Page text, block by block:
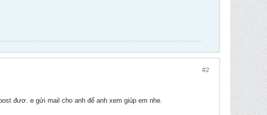
#2
đươ. e gửi mail cho anh để anh xem giúp em nhe.